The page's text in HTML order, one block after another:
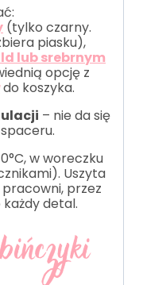
(tylko czarny.
piasku),
lub srebrnym
opcję z
do koszyka.
– nie da się
w woreczku
Uszyta
pracowni, przez
każdy detal.